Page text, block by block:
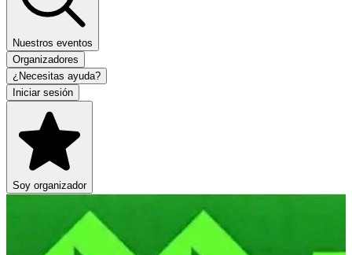
Nuestros eventos
Organizadores
¿Necesitas ayuda?
Iniciar sesión
Soy organizador